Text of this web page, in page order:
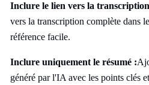
Inclure le lien vers la
vers la transcription complète dans
référence facile.
Inclure uniquement le résumé :
généré par l'IA avec les points clés